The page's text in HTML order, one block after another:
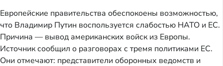
Европейские правительства обеспокоены возможностью,
что Владимир Путин воспользуется слабостью НАТО и ЕС.
Причина — вывод американских войск из Европы.
Источник сообщил о разговорах с тремя политиками ЕС.
Они отмечают: представители оборонных ведомств и